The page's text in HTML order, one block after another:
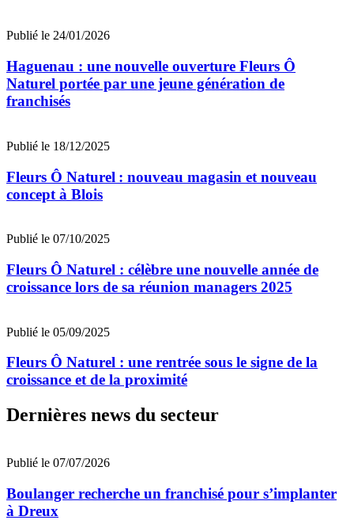
Publié le 24/01/2026
Haguenau : une nouvelle ouverture Fleurs Ô
Naturel portée par une jeune génération de
franchisés
Publié le 18/12/2025
Fleurs Ô Naturel : nouveau magasin et nouveau
concept à Blois
Publié le 07/10/2025
Fleurs Ô Naturel : célèbre une nouvelle année de
croissance lors de sa réunion managers 2025
Publié le 05/09/2025
Fleurs Ô Naturel : une rentrée sous le signe de la
croissance et de la proximité
Dernières news du secteur
Publié le 07/07/2026
Boulanger recherche un franchisé pour s’implanter
à Dreux